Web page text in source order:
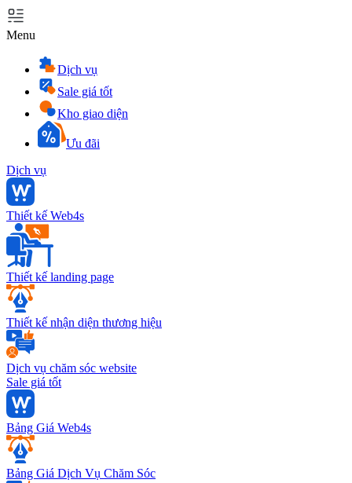
Menu
Dịch vụ
Sale giá tốt
Kho giao diện
Ưu đãi
Dịch vụ
Thiết kế Web4s
Thiết kế landing page
Thiết kế nhận diện thương hiệu
Dịch vụ chăm sóc website
Sale giá tốt
Bảng Giá Web4s
Bảng Giá Dịch Vụ Chăm Sóc